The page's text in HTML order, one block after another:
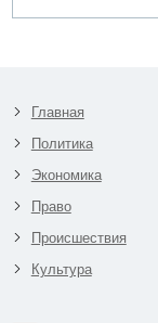
Главная
Политика
Экономика
Право
Происшествия
Культура